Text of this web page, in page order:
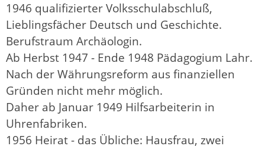
1946 qualifizierter Volksschulabschluß,
Lieblingsfächer Deutsch und Geschichte.
Berufstraum Archäologin.
Ab Herbst 1947 - Ende 1948 Pädagogium Lahr.
Nach der Währungsreform aus finanziellen
Gründen nicht mehr möglich.
Daher ab Januar 1949 Hilfsarbeiterin in
Uhrenfabriken.
1956 Heirat - das Übliche: Hausfrau, zwei